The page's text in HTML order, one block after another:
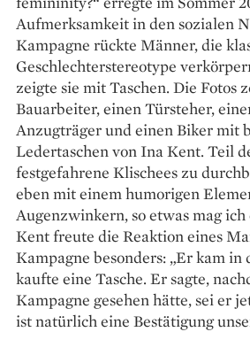
Aufmerksamkeit in den sozialen
Kampagne rückte Männer, die
Geschlechterstereotype
zeigte sie mit Taschen. Die Fotos
Bauarbeiter, einen Türsteher,
Anzugträger und einen Biker mit
Ledertaschen von Ina Kent. Teil
festgefahrene Klischees zu
eben mit einem humorigen
Augenzwinkern, so etwas mag ich
Kent freute die Reaktion eines
Kampagne besonders: „Er kam in
kaufte eine Tasche. Er sagte,
Kampagne gesehen hätte, sei er
ist natürlich eine Bestätigung